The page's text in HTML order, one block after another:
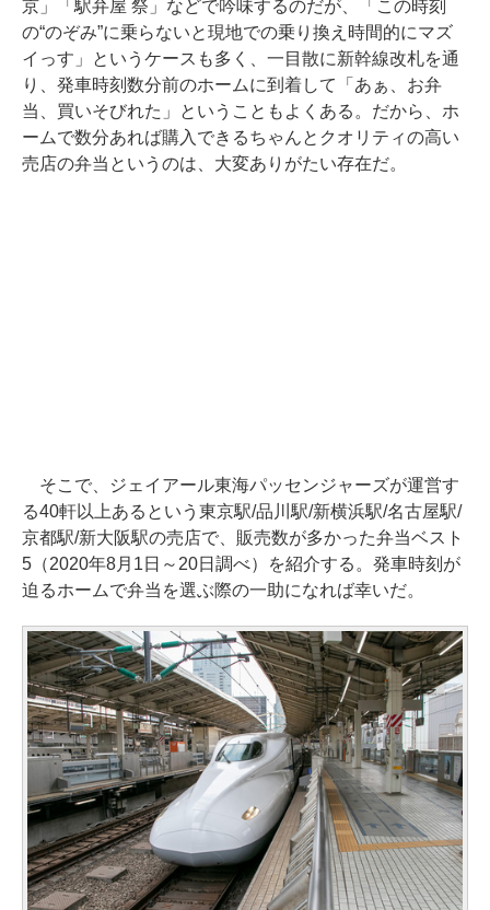
京」「駅弁屋 祭」などで吟味するのだが、「この時刻
の“のぞみ”に乗らないと現地での乗り換え時間的にマズ
イっす」というケースも多く、一目散に新幹線改札を通
り、発車時刻数分前のホームに到着して「あぁ、お弁
当、買いそびれた」ということもよくある。だから、ホ
ームで数分あれば購入できるちゃんとクオリティの高い
売店の弁当というのは、大変ありがたい存在だ。
そこで、ジェイアール東海パッセンジャーズが運営す
る40軒以上あるという東京駅/品川駅/新横浜駅/名古屋駅/
京都駅/新大阪駅の売店で、販売数が多かった弁当ベスト
5（2020年8月1日～20日調べ）を紹介する。発車時刻が
迫るホームで弁当を選ぶ際の一助になれば幸いだ。